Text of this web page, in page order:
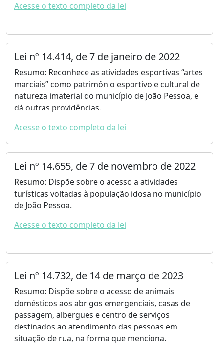
Acesse o texto completo da lei
Lei nº 14.414, de 7 de janeiro de 2022
Resumo: Reconhece as atividades esportivas “artes
marciais” como patrimônio esportivo e cultural de
natureza imaterial do município de João Pessoa, e
dá outras providências.
Acesse o texto completo da lei
Lei nº 14.655, de 7 de novembro de 2022
Resumo: Dispõe sobre o acesso a atividades
turísticas voltadas à população idosa no município
de João Pessoa.
Acesse o texto completo da lei
Lei nº 14.732, de 14 de março de 2023
Resumo: Dispõe sobre o acesso de animais
domésticos aos abrigos emergenciais, casas de
passagem, albergues e centro de serviços
destinados ao atendimento das pessoas em
situação de rua, na forma que menciona.